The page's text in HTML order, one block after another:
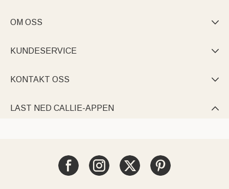
OM OSS 
KUNDESERVICE 
KONTAKT OSS 
LAST NED CALLIE-APPEN 